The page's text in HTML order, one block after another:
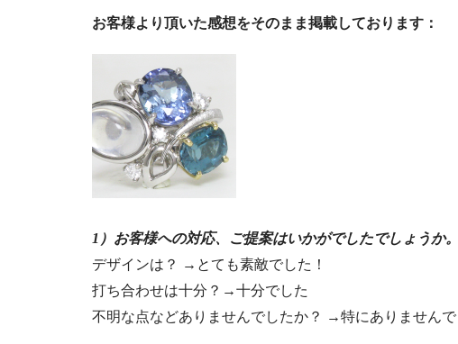
お客様より頂いた感想をそのまま掲載しております：
1）お客様への対応、ご提案はいかがでしたでしょうか。
デザインは？ →とても素敵でした！
打ち合わせは十分？→十分でした
不明な点などありませんでしたか？ →特にありませんで